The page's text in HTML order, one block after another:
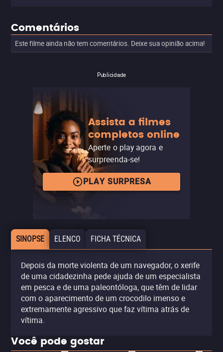
Comentários
Este filme ainda não tem comentários. Deixe sua opinião acima!
Publicidade
Assista a filmes
completos online
Aperte o play agora e
surpreenda-se!
PLAY SURPRESA
SINOPSE ELENCO FICHA TÉCNICA
Depois da morte violenta de um navegador, o xerife
de uma cidadezinha pede ajuda de um especialista
em pesca e de uma paleontóloga, que têm de lidar
com o aparecimento de um crocodilo imenso e
extremamente agressivo que faz vítima atrás de
vítima.
Você pode gostar